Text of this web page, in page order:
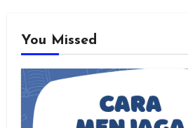
You Missed